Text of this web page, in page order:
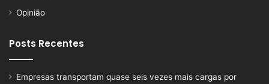
Opinião
Posts Recentes
Empresas transportam quase seis vezes mais cargas por